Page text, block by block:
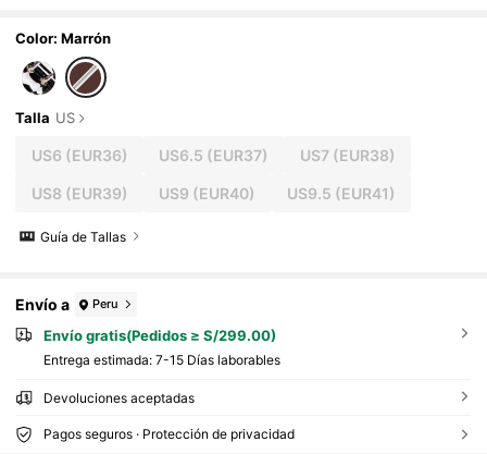
Color: Marrón
Talla US
US6 (EUR36) US6.5 (EUR37) US7(EUR38)
US8 (EUR39) US9 (EUR40) US9.5 (EUR41)
Guía de Tallas
Envío a Peru
Envío gratis(Pedidos ≥ S/299.00)
Entrega estimada: 7-15 Días laborables
Devoluciones aceptadas
Pagos seguros · Protección de privacidad